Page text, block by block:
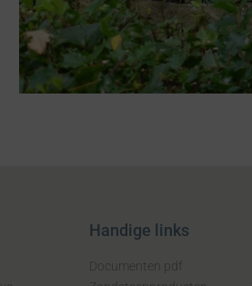
Handige links
Documenten pdf